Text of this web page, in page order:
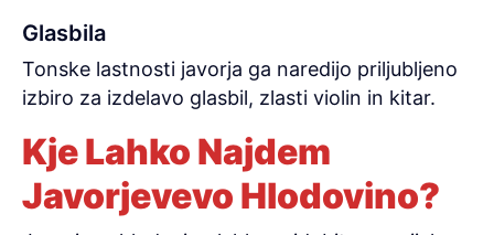
Glasbila
Tonske lastnosti javorja ga naredijo priljubljeno
izbiro za izdelavo glasbil, zlasti violin in kitar.
Kje Lahko Najdem
Javorjevevo Hlodovino?